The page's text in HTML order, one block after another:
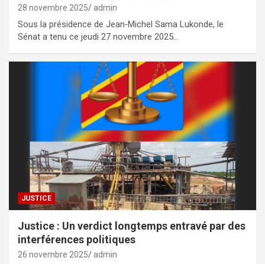
28 novembre 2025 admin
Sous la présidence de Jean‑Michel Sama Lukonde, le
Sénat a tenu ce jeudi 27 novembre 2025…
JUSTICE
Justice : Un verdict longtemps entravé par des
interférences politiques
26 novembre 2025 admin